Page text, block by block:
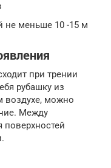
не меньше 10 -15 м
при трении
рубашку из
воздухе, можно
Между